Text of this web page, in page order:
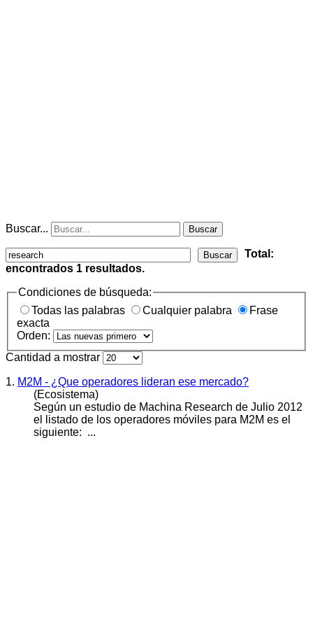
Buscar... Buscar
Buscar
Total:
encontrados 1 resultados.
Condiciones de búsqueda:
Todas las palabras
Cualquier palabra
Frase
exacta
Orden:
Cantidad a mostrar
1. M2M - ¿Que operadores lideran ese mercado?
(Ecosistema)
Según un estudio de Machina Research de Julio 2012
el listado de los operadores móviles para M2M es el
siguiente: ...